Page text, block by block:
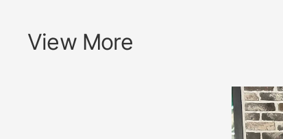
View More